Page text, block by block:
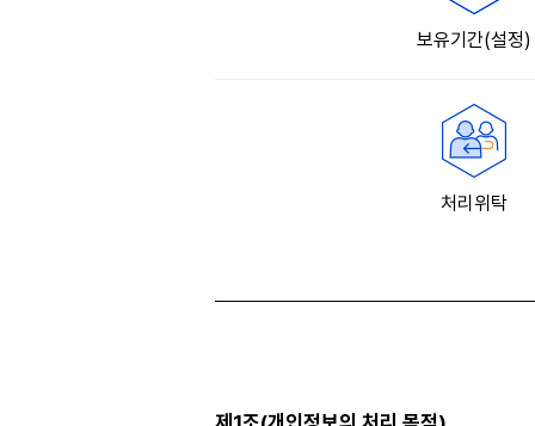
보유기간(설정)
처리위탁